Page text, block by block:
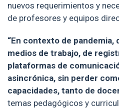
nuevos requerimientos y
de profesores y equipos
“En contexto de pandemia,
medios de trabajo, de
plataformas de
asincrónica, sin perder
capacidades, tanto de
temas pedagógicos y